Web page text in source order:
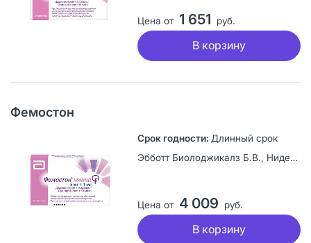
Цена от 1 651 руб.
В корзину
Фемостон
Длинный срок
Эбботт Биолоджикалз Б.В., Нидерланды
Цена от 4 009 руб.
В корзину